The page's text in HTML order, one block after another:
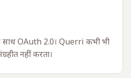
साथ OAuth 2.0। Querri कभी भी
नहीं करता।